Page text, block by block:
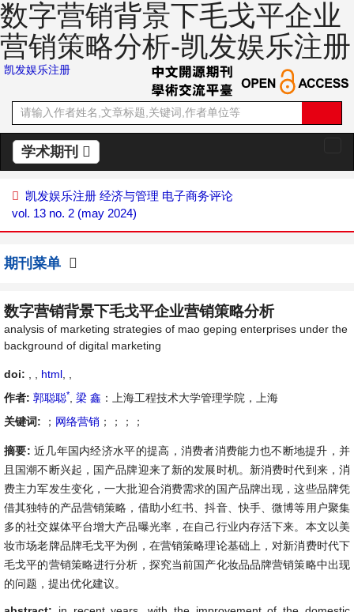
数字营销背景下毛戈平企业
营销策略分析-凯发娱乐注册
凯发娱乐注册
学术期刊
换
凯发娱乐注册 经济与管理 电子商务评论
vol. 13 no. 2 (may 2024)
期刊菜单
数字营销背景下毛戈平企业营销策略分析
analysis of marketing strategies of mao geping enterprises under the
background of digital marketing
doi: html
作者: 郭聪聪* 梁 鑫 ：上海工程技术大学管理学院，上海
关键词:
； 网络营销 ；；；；
摘要: 近几年国内经济水平的提高，消费者消费能力也不断地提升，并
且国潮不断兴起，国产品牌迎来了新的发展时机。新消费时代到来，消
费主力军发生变化，一大批迎合消费需求的国产品牌出现，这些品牌凭
借其独特的产品营销策略，借助小红书、抖音、快手、微博等用户聚集
多的社交媒体平台增大产品曝光率，在自己行业内存活下来。本文以美
妆市场老牌品牌毛戈平为例，在营销策略理论基础上，对新消费时代下
毛戈平的营销策略进行分析，探究当前国产化妆品品牌营销策略中出现
的问题，提出优化建议。